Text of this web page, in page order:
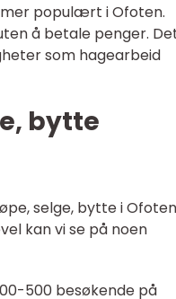
populært i Ofoten.
å betale penger.
som hagearbeid
bytte
selge, bytte i
kan vi se på noen
500 besøkende på